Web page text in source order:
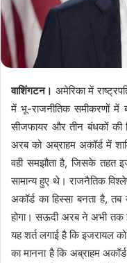
वाशिंगटन। अमेरिका में
में भू-राजनीतिक समीकरणों
सीजफायर और तीन बंधकों की
अरब को अब्राहम अकॉर्ड में
वही समझौता है, जिसके तहत
सामान्य हुए थे। राजनैतिक
अकॉर्ड का हिस्सा बनता है, तब
होगा। सऊदी अरब ने अभी तक
यह शर्त लगाई है कि इजरायल
का मानना है कि अब्राहम